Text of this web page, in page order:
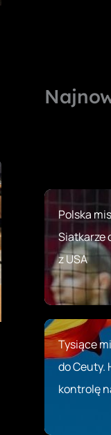
Polska
Siatkarze
z USA
Tysiące
do Ceuty.
kontrolę